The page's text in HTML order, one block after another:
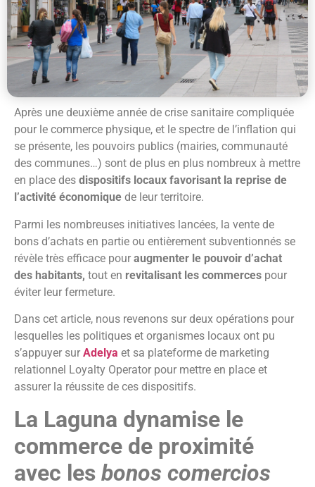
Après une deuxième année de crise sanitaire compliquée
pour le commerce physique, et le spectre de l’inflation qui
se présente, les pouvoirs publics (mairies, communauté
des communes…) sont de plus en plus nombreux à mettre
en place des dispositifs locaux favorisant la reprise de
l’activité économique de leur territoire.
Parmi les nombreuses initiatives lancées, la vente de
bons d’achats en partie ou entièrement subventionnés se
révèle très efficace pour augmenter le pouvoir d’achat
des habitants, tout en revitalisant les commerces pour
éviter leur fermeture.
Dans cet article, nous revenons sur deux opérations pour
lesquelles les politiques et organismes locaux ont pu
s’appuyer sur Adelya et sa plateforme de marketing
relationnel Loyalty Operator pour mettre en place et
assurer la réussite de ces dispositifs.
La Laguna dynamise le
commerce de proximité
avec les bonos comercios